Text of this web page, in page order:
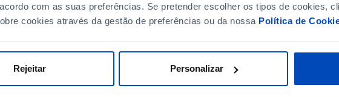
com as suas preferências. Se pretender escolher os tipos de cookies,
cookies através da gestão de preferências ou da nossa Política de
Rejeitar Personalizar
DATA DE FIM